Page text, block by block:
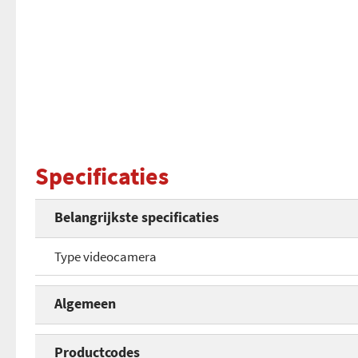
Specificaties
Belangrijkste specificaties
Type videocamera
Algemeen
Type videocamera
Productcodes